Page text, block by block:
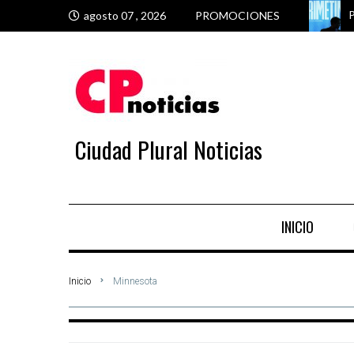
agosto 07 , 2026 PROMOCIONES
Ciudad Plural Noticias
INICIO
Inicio Minnesota